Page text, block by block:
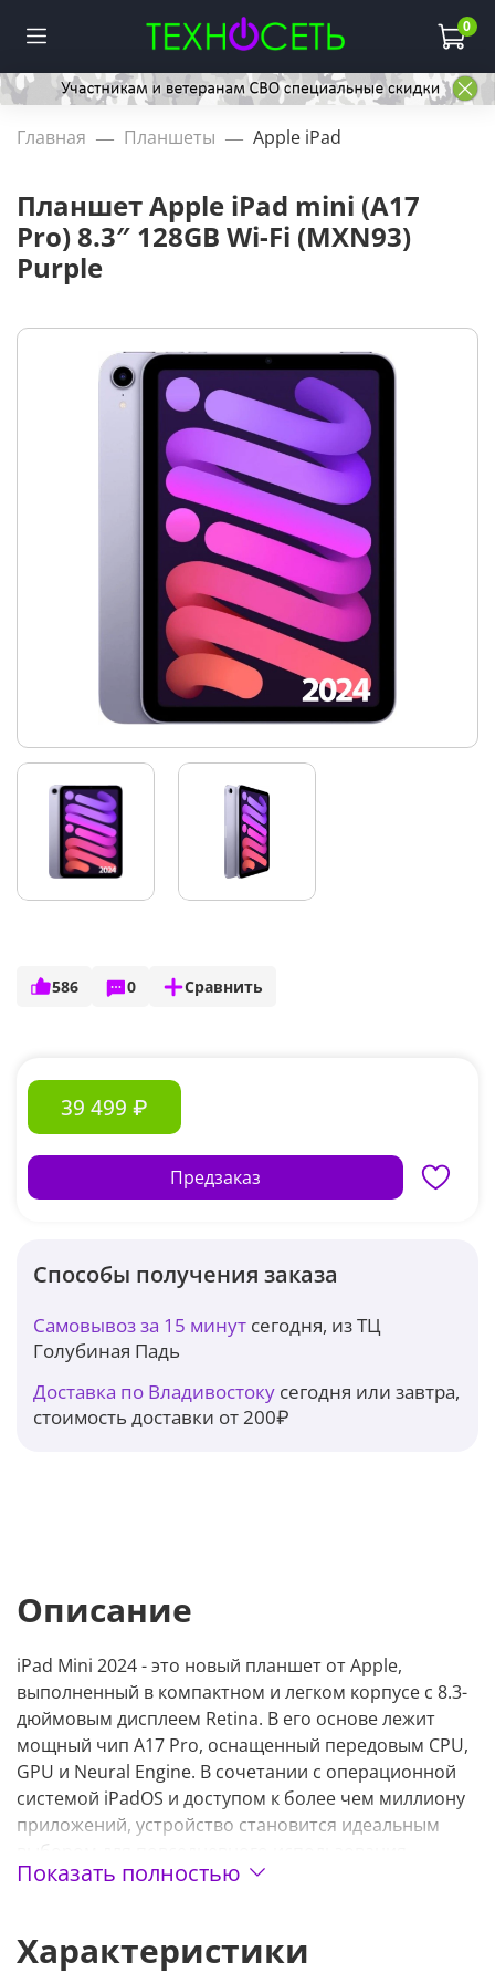
0
Главная Планшеты Apple iPad
Планшет Apple iPad mini (A17
Pro) 8.3″ 128GB Wi-Fi (MXN93)
Purple
586 0 Сравнить
39 499 ₽
Предзаказ
Способы получения заказа
Самовывоз за 15 минут сегодня, из ТЦ
Голубиная Падь
Доставка по Владивостоку сегодня или завтра,
стоимость доставки от 200₽
Описание
iPad Mini 2024 - это новый планшет от Apple,
выполненный в компактном и легком корпусе с 8.3-
дюймовым дисплеем Retina. В его основе лежит
мощный чип A17 Pro, оснащенный передовым CPU,
GPU и Neural Engine. В сочетании с операционной
системой iPadOS и доступом к более чем миллиону
приложений, устройство становится идеальным
выбором для повседневного использования.
Представляем модель с белым корпусом и Wi-Fi,
городу или с возможностью самовывоза.
Показать полностью
Характеристики